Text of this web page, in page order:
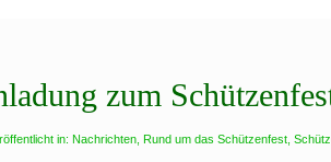
zum
in: Nachrichten Rund um das Schützenfest